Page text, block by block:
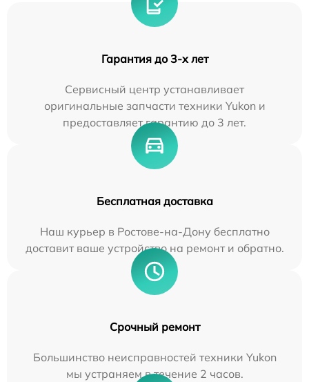
Гарантия до 3-х лет
Сервисный центр устанавливает
оригинальные запчасти техники Yukon и
предоставляет гарантию до 3 лет.
Бесплатная доставка
Наш курьер в Ростове-на-Дону бесплатно
доставит ваше устройство на ремонт и обратно.
Срочный ремонт
Большинство неисправностей техники Yukon
мы устраняем в течение 2 часов.